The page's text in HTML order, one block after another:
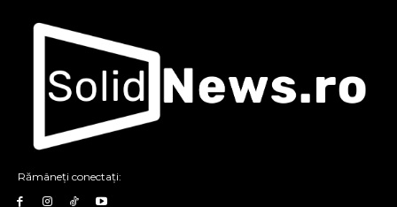
Rămâneți conectați: